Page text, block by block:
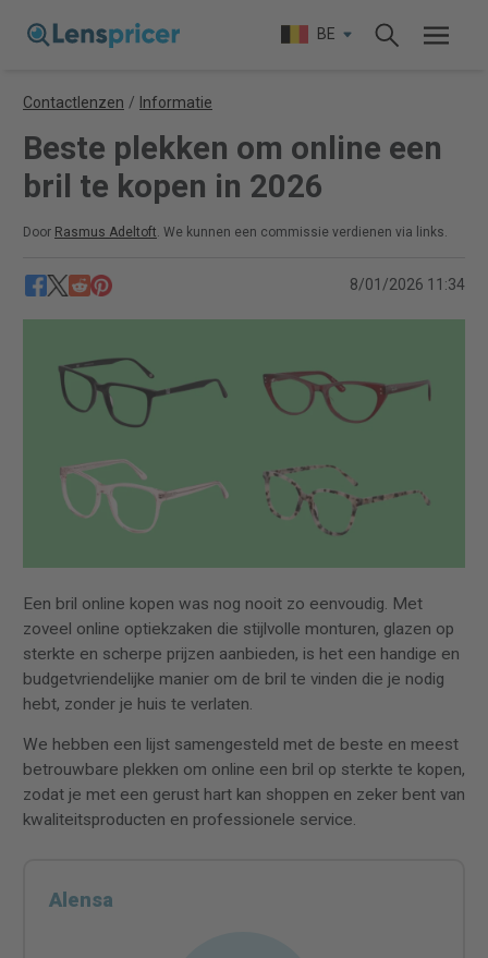
BE
Contactlenzen / Informatie
Beste plekken om online een
bril te kopen in 2026
Door Rasmus Adeltoft. We kunnen een commissie verdienen via links.
8/01/2026 11:34
Een bril online kopen was nog nooit zo eenvoudig. Met
zoveel online optiekzaken die stijlvolle monturen, glazen op
sterkte en scherpe prijzen aanbieden, is het een handige en
budgetvriendelijke manier om de bril te vinden die je nodig
hebt, zonder je huis te verlaten.
We hebben een lijst samengesteld met de beste en meest
betrouwbare plekken om online een bril op sterkte te kopen,
zodat je met een gerust hart kan shoppen en zeker bent van
kwaliteitsproducten en professionele service.
Alensa